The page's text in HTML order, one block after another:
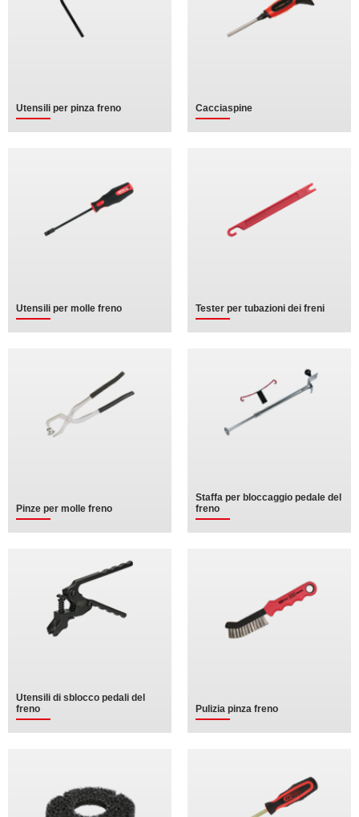
Utensili per pinza freno Cacciaspine
Utensili per molle freno Tester per tubazioni dei freni
Pinze per molle freno
Staffa per bloccaggio pedale del
freno
Utensili di sblocco pedali del
freno
Pulizia pinza freno